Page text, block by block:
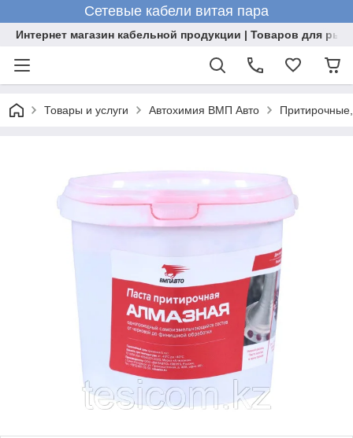
Сетевые кабели витая пара
Интернет магазин кабельной продукции | Товаров для
Товары и услуги Автохимия ВМП Авто